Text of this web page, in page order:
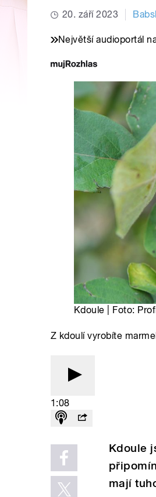
20. září 2023
Největší audioportál
Kdoule | Foto:
Z kdoulí vyrobíte
1:08
Kdoule
mají